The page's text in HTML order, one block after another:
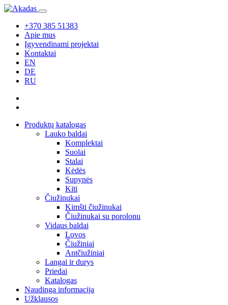
+370 385 51383
Apie mus
Įgyvendinami projektai
Kontaktai
EN
DE
RU
Produktų katalogas
Lauko baldai
Komplektai
Suolai
Stalai
Kėdės
Supynės
Kiti
Čiužinukai
Kimšti čiužinukai
Čiužinukai su porolonu
Vidaus baldai
Lovos
Čiužiniai
Antčiužiniai
Langai ir durys
Priedai
Katalogas
Naudinga informacija
Užklausos